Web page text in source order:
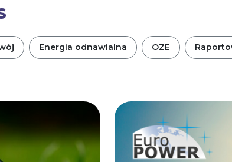
Energia odnawialna OZE